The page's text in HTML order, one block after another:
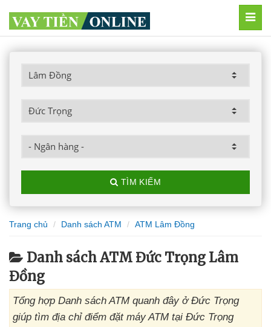
TÌM KIẾM
Trang chủ Danh sách ATM ATM Lâm Đồng
Danh sách ATM Đức Trọng Lâm
Đồng
Tổng hợp Danh sách ATM quanh đây ở Đức Trọng
giúp tìm địa chỉ điểm đặt máy ATM tại Đức Trọng